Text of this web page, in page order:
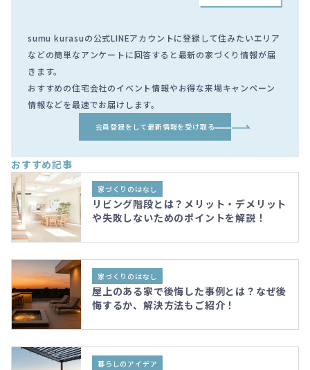
sumu kurasuの公式LINEアカウントに登録して住みたいエリア
などの簡単なアンケートに回答すると最新の家づくり情報が届
きます。
おすすめの住宅会社のイベント情報やお得な来場キャンペーン
情報などを最速でお届けします。
会員登録をして最新情報を受け取る
おすすめ記事
家づくりのはなし
リビング階段とは？メリット・デメリット
や失敗しないためのポイントを解説！
家づくりのはなし
屋上のある家で後悔した事例とは？なぜ後
悔するか、解決方法もご紹介！
暮らしのアイデア